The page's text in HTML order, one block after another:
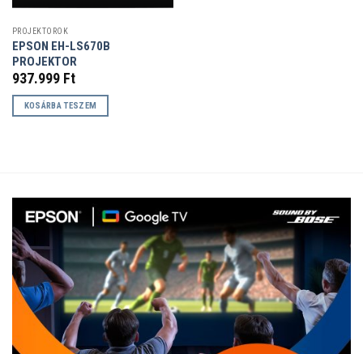
PROJEKTOROK
EPSON EH-LS670B
PROJEKTOR
937.999 Ft
KOSÁRBA TESZEM